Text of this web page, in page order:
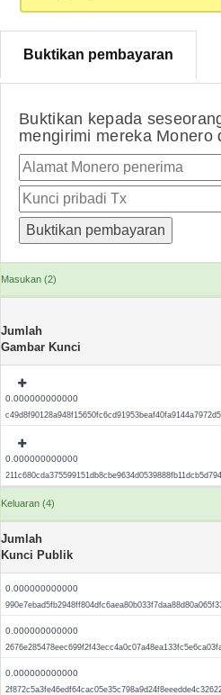
Buktikan pembayaran
Buktikan kepada
mengirimi mereka Monero
Masukan (2)
Jumlah
Gambar Kunci
0.000000000000
0.000000000000
Keluaran (4)
Jumlah
Kunci Publik
0.000000000000
0.000000000000
0.000000000000